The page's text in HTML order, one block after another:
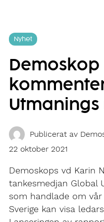
Nyhet
Demoskop
Publicerat av
22 oktober 2021
Demoskops vd Karin
tankesmedjan Global
som handlade om
Sverige kan visa